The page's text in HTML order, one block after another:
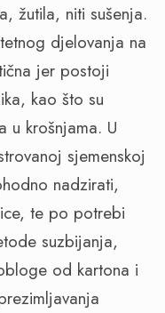
žutila, niti sušenja.
djelovanja na
jer postoji
kao što su
u krošnjama. U
sjemenskoj
nadzirati,
te po potrebi
suzbijanja,
od kartona i